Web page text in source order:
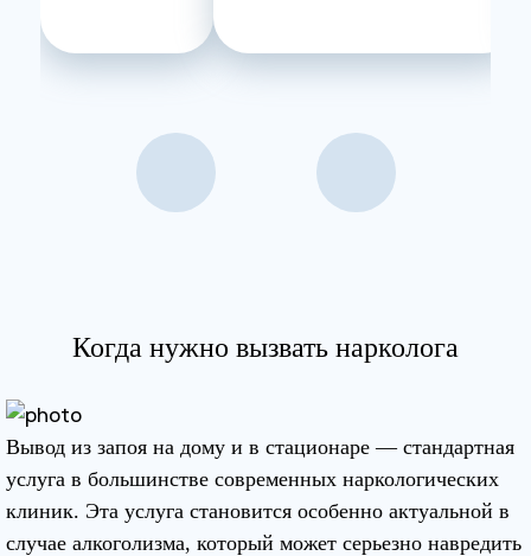
Когда нужно вызвать нарколога
Вывод из запоя на дому и в стационаре — стандартная
услуга в большинстве современных наркологических
клиник. Эта услуга становится особенно актуальной в
случае алкоголизма, который может серьезно навредить